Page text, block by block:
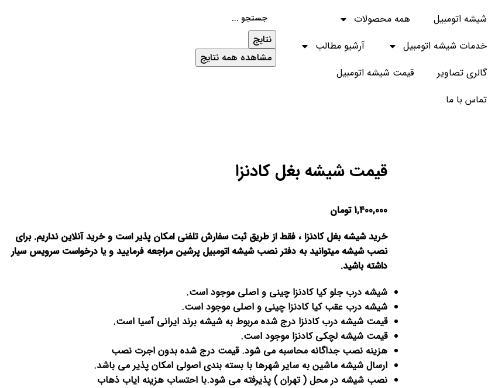
شیشه اتومبیل
همه محصولات
خدمات شیشه اتومبیل
آرشیو مطالب
گالری تصاویر
قیمت شیشه اتومبیل
تماس با ما
نتایج
مشاهده همه نتایج
قیمت شیشه بغل کادنزا
1,400,000 تومان
خرید شیشه بغل کادنزا ، فقط از طریق ثبت سفارش تلفنی امکان پذیر است و خرید آنلاین نداریم. برای
نصب شیشه میتوانید به دفتر نصب شیشه اتومبیل پرشین مراجعه فرمایید و یا درخواست سرویس سیار
داشته باشید.
شیشه درب جلو کیا کادنزا چینی و اصلی موجود است.
شیشه درب عقب کیا کادنزا چینی و اصلی موجود است.
قیمت شیشه درب کادنزا درج شده مربوط به شیشه برند ایرانی آسیا است.
قیمت شیشه لچکی کادنزا موجود است.
هزینه نصب جداگانه محاسبه می شود. قیمت درج شده بدون اجرت نصب
ارسال شیشه ماشین به سایر شهرها با بسته بندی اصولی امکان پذیر می باشد.
نصب شیشه در محل ( تهران ) پذیرفته می شود.با احتساب هزینه ایاب ذهاب